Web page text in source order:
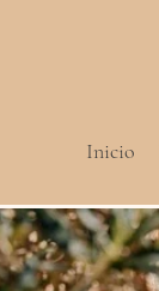
Inicio